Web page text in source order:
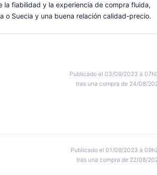
la fiabilidad y la experiencia de compra fluida,
o Suecia y una buena relación calidad-precio.
Publicado el 03/09/2023 à
tras una compra de 24/08/
Publicado el 01/09/2023 à
tras una compra de 22/08/